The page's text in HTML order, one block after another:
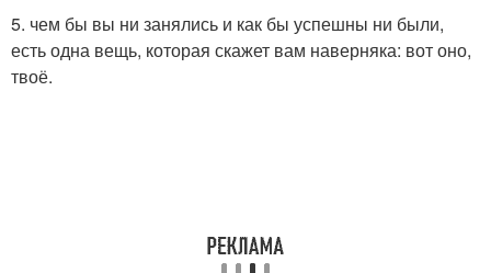
5. чем бы вы ни занялись и как бы успешны ни были,
есть одна вещь, которая скажет вам наверняка: вот оно,
твоё.